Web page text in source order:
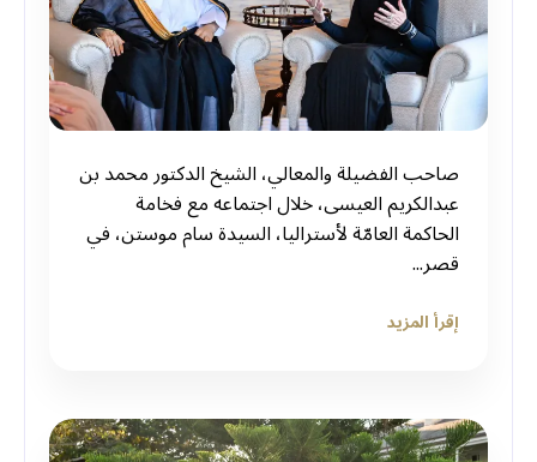
صاحب الفضيلة والمعالي، الشيخ الدكتور محمد بن
عبدالكريم العيسى، خلال اجتماعه مع فخامة
الحاكمة العامّة لأستراليا، السيدة سام موستن، في
قصر...
إقرأ المزيد